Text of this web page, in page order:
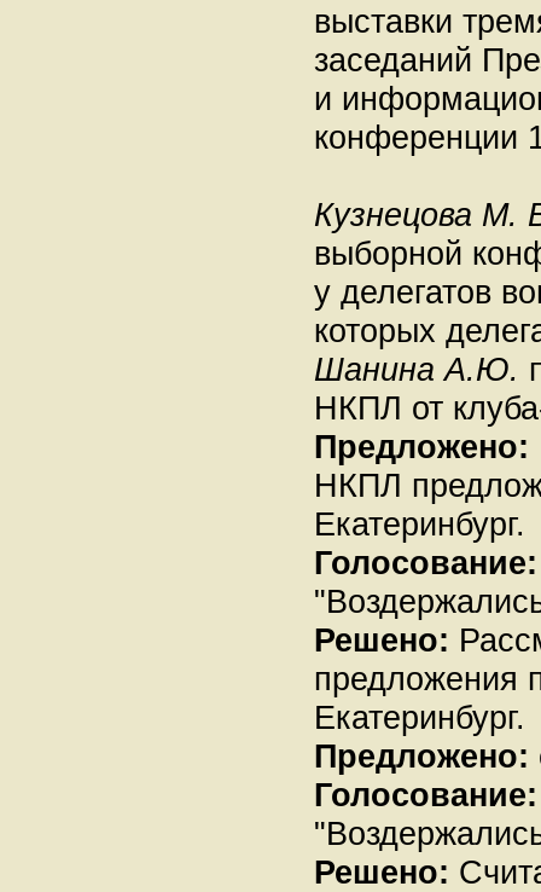
выставки
заседаний
и
конференции
Кузнецова М.
выборной
у делегатов
которых
Шанина А.Ю.
НКПЛ от
Предложено:
НКПЛ
Екатеринбург.
Голосование:
Решено:
предложения
Екатеринбург.
Предложено:
Голосование:
Решено: